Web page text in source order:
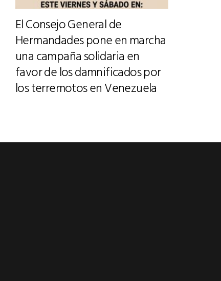
El Consejo General de
Hermandades pone en marcha
una campaña solidaria en
favor de los damnificados por
los terremotos en Venezuela